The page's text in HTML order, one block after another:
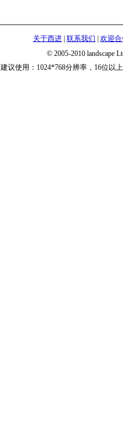
关于西进 联系我们
欢迎
© 2005-2010 landscape
建议使用：1024*768分辨率，16位以